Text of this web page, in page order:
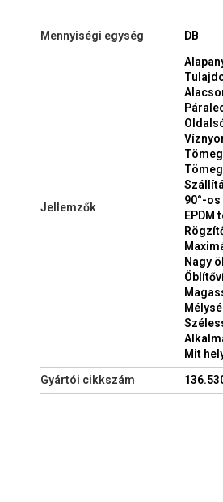
Mennyiségi egység DB
Jellemzők
90°-os
EPDM
Nagy
Mit
Gyártói cikkszám